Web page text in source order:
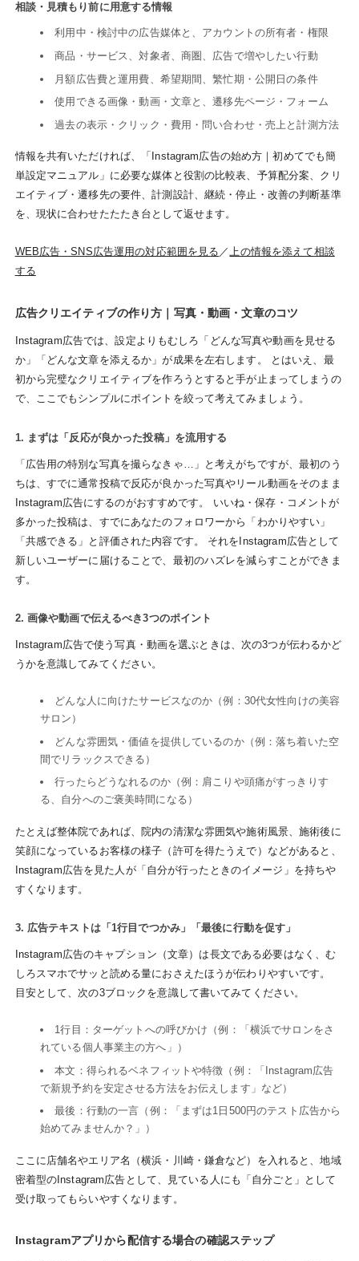
相談・見積もり前に用意する情報
利用中・検討中の広告媒体と、アカウントの所有者・権限
商品・サービス、対象者、商圏、広告で増やしたい行動
月額広告費と運用費、希望期間、繁忙期・公開日の条件
使用できる画像・動画・文章と、遷移先ページ・フォーム
過去の表示・クリック・費用・問い合わせ・売上と計測方法
情報を共有いただければ、「Instagram広告の始め方｜初めてでも簡
単設定マニュアル」に必要な媒体と役割の比較表、予算配分案、クリ
エイティブ・遷移先の要件、計測設計、継続・停止・改善の判断基準
を、現状に合わせたたたき台として返せます。
WEB広告・SNS広告運用の対応範囲を見る ／ 上の情報を添えて相談
する
広告クリエイティブの作り方｜写真・動画・文章のコツ
Instagram広告では、設定よりもむしろ「どんな写真や動画を見せる
か」「どんな文章を添えるか」が成果を左右します。 とはいえ、最
初から完璧なクリエイティブを作ろうとすると手が止まってしまうの
で、ここでもシンプルにポイントを絞って考えてみましょう。
1. まずは「反応が良かった投稿」を流用する
「広告用の特別な写真を撮らなきゃ…」と考えがちですが、最初のう
ちは、すでに通常投稿で反応が良かった写真やリール動画をそのまま
Instagram広告にするのがおすすめです。 いいね・保存・コメントが
多かった投稿は、すでにあなたのフォロワーから「わかりやすい」
「共感できる」と評価された内容です。 それをInstagram広告として
新しいユーザーに届けることで、最初のハズレを減らすことができま
す。
2. 画像や動画で伝えるべき3つのポイント
Instagram広告で使う写真・動画を選ぶときは、次の3つが伝わるかど
うかを意識してみてください。
どんな人に向けたサービスなのか（例：30代女性向けの美容
サロン）
どんな雰囲気・価値を提供しているのか（例：落ち着いた空
間でリラックスできる）
行ったらどうなれるのか（例：肩こりや頭痛がすっきりす
る、自分へのご褒美時間になる）
たとえば整体院であれば、院内の清潔な雰囲気や施術風景、施術後に
笑顔になっているお客様の様子（許可を得たうえで）などがあると、
Instagram広告を見た人が「自分が行ったときのイメージ」を持ちや
すくなります。
3. 広告テキストは「1行目でつかみ」「最後に行動を促す」
Instagram広告のキャプション（文章）は長文である必要はなく、む
しろスマホでサッと読める量におさえたほうが伝わりやすいです。
目安として、次の3ブロックを意識して書いてみてください。
1行目：ターゲットへの呼びかけ（例：「横浜でサロンをさ
れている個人事業主の方へ」）
本文：得られるベネフィットや特徴（例：「Instagram広告
で新規予約を安定させる方法をお伝えします」など）
最後：行動の一言（例：「まずは1日500円のテスト広告から
始めてみませんか？」）
ここに店舗名やエリア名（横浜・川崎・鎌倉など）を入れると、地域
密着型のInstagram広告として、見ている人にも「自分ごと」として
受け取ってもらいやすくなります。
Instagramアプリから配信する場合の確認ステップ